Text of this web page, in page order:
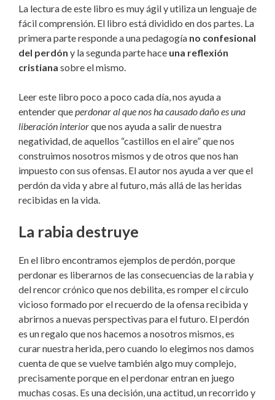
La lectura de este libro es muy ágil y utiliza un lenguaje de
fácil comprensión. El libro está dividido en dos partes. La
primera parte responde a una pedagogía no confesional
del perdón y la segunda parte hace una reflexión
cristiana sobre el mismo.
Leer este libro poco a poco cada día, nos ayuda a
entender que perdonar al que nos ha causado daño es una
liberación interiorque nos ayuda a salir de nuestra
negatividad, de aquellos “castillos en el aire” que nos
construimos nosotros mismos y de otros que nos han
impuesto con sus ofensas. El autor nos ayuda a ver que el
perdón da vida y abre al futuro, más allá de las heridas
recibidas en la vida.
La rabia destruye
En el libro encontramos ejemplos de perdón, porque
perdonar es liberarnos de las consecuencias de la rabia y
del rencor crónico que nos debilita, es romper el círculo
vicioso formado por el recuerdo de la ofensa recibida y
abrirnos a nuevas perspectivas para el futuro. El perdón
es un regalo que nos hacemos a nosotros mismos, es
curar nuestra herida, pero cuando lo elegimos nos damos
cuenta de que se vuelve también algo muy complejo,
precisamente porque en el perdonar entran en juego
muchas cosas. Es una decisión, una actitud, un recorrido y